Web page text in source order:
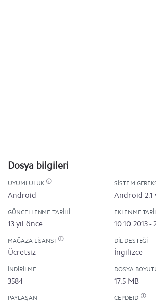
Dosya bilgileri
UYUMLULUK
Android
SISTEM
Android 2.1
GÜNCELLENME TARIHI
13 yıl önce
EKLENME
10.10.2013 -
MAĞAZA LISANSI
Ücretsiz
DIL DESTEĞI
İngilizce
İNDIRILME
3584
DOSYA
17.5 MB
PAYLAŞAN CEPDEID